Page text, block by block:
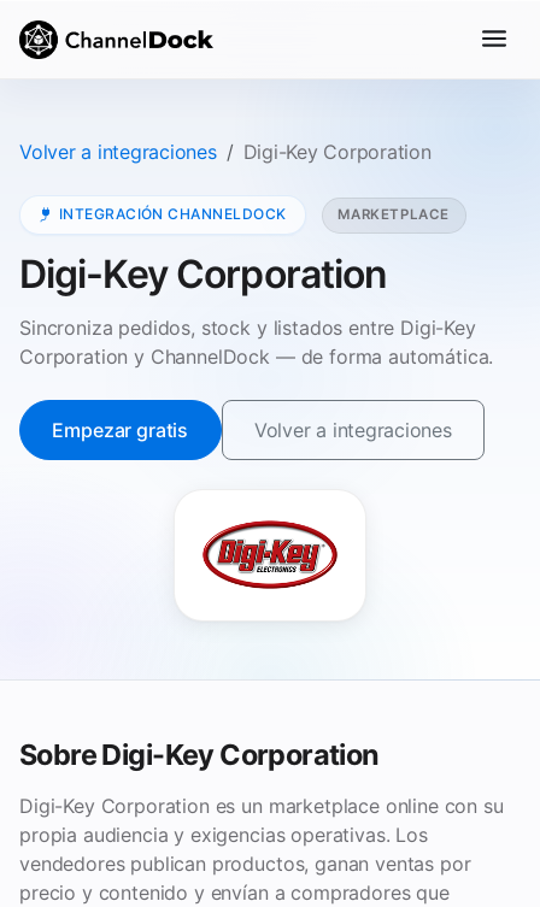
Volver a integraciones Digi-Key Corporation
INTEGRACIÓN CHANNELDOCK MARKETPLACE
Digi-Key Corporation
Sincroniza pedidos, stock y listados entre Digi-Key
Corporation y ChannelDock — de forma automática.
Empezar gratis Volver a integraciones
Sobre Digi-Key Corporation
Digi-Key Corporation es un marketplace online con su
propia audiencia y exigencias operativas. Los
vendedores publican productos, ganan ventas por
precio y contenido y envían a compradores que